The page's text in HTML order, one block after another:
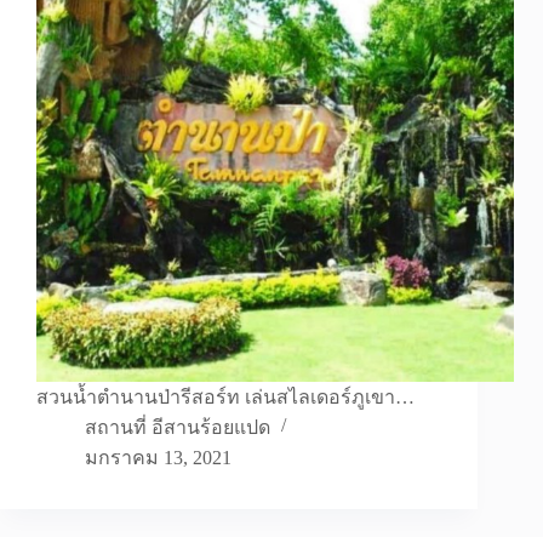
สวนน้ำตำนานป่ารีสอร์ท เล่นสไลเดอร์ภูเขา…
สถานที่ อีสานร้อยแปด
มกราคม 13, 2021